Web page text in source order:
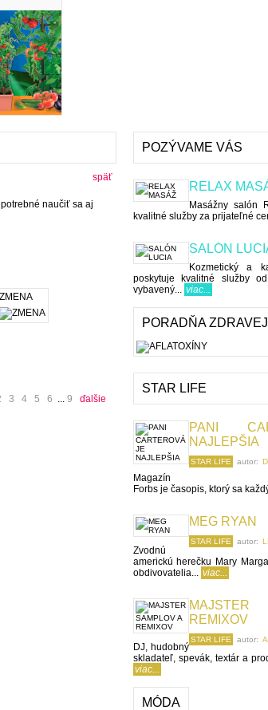
späť
naučiť sa aj
ZMENA
3 4 5 6 ... 9 ďalšie
POZÝVAME VÁS
RELAX
Masážny salón
kvalitné služby za prijateľné
SALÓN
Kozmetický a
poskytuje kvalitné služby
vybavený... viac...
PORADŇA
STAR LIFE
PANI
NAJLEPŠIA
STAR LIFE autor:
Magazín
Forbs je časopis, ktorý sa
MEG RYAN
STAR LIFE autor:
Zvodnú
americkú herečku Mary
obdivovatelia... viac...
REMIXOV
STAR LIFE autor:
DJ, hudobný
skladateľ, spevák, textár a
viac...
MÓDA